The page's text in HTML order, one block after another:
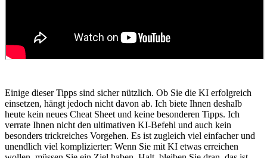
Einige dieser Tipps sind sicher nützlich. Ob Sie die KI erfolgreich
einsetzen, hängt jedoch nicht davon ab. Ich biete Ihnen deshalb
heute kein neues Cheat Sheet und keine besonderen Tipps. Ich
verrate Ihnen nicht den ultimativen KI-Befehl und auch kein
besonders trickreiches Vorgehen. Es ist zugleich viel einfacher und
unendlich viel komplizierter: Wenn Sie mit KI etwas erreichen